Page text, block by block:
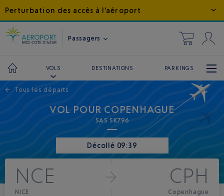
Perturbation des accès à l'aéroport
Passagers
VOLS DESTINATIONS PARKINGS
← Tous les départs
VOL POUR COPENHAGUE
SAS SK796
Décollé 09:39
NCE
NICE
CPH
Copenhague